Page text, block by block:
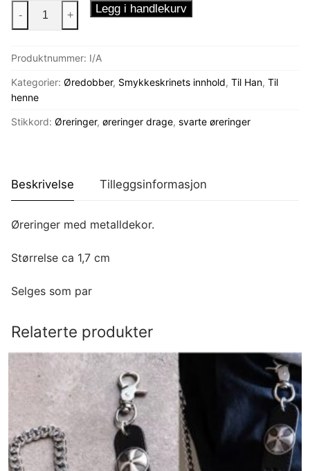
Øreringer
Kul
antall
- + Legg i handlekurv
Produktnummer: I/A
Kategorier: Øredobber, Smykkeskrinets innhold, Til Han, Til
henne
Stikkord: Øreringer, øreringer drage, svarte øreringer
Beskrivelse Tilleggsinformasjon
Øreringer med metalldekor.
Størrelse ca 1,7 cm
Selges som par
Relaterte produkter